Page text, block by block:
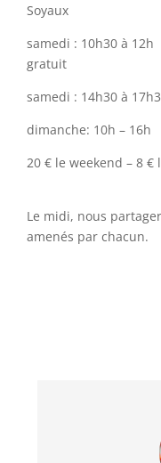
Soyaux
samedi : 10h30 à
gratuit
samedi : 14h30 à
dimanche: 10h – 16h
20 € le weekend – 8
Le midi, nous
amenés par chacun.